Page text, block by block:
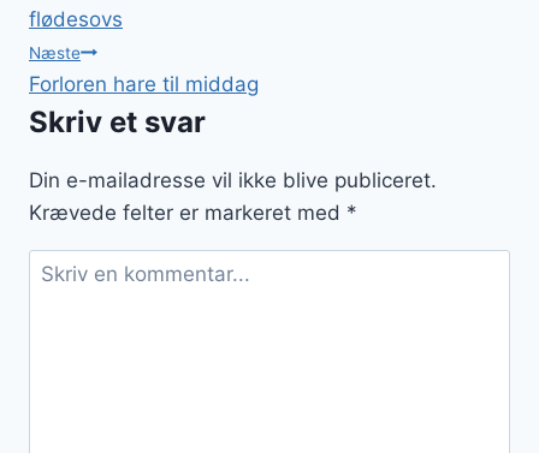
flødesovs
Næste
Forloren hare til middag
Skriv et svar
Din e-mailadresse vil ikke blive publiceret.
Krævede felter er markeret med *